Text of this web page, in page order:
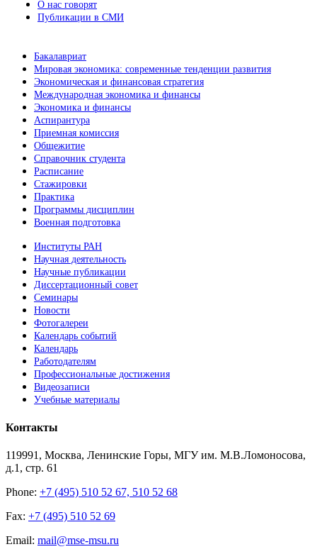
О нас говорят
Публикации в СМИ
Бакалавриат
Мировая экономика: современные тенденции развития
Экономическая и финансовая стратегия
Международная экономика и финансы
Экономика и финансы
Аспирантура
Приемная комиссия
Общежитие
Справочник студента
Расписание
Стажировки
Практика
Программы дисциплин
Военная подготовка
Институты РАН
Научная деятельность
Научные публикации
Диссертационный совет
Семинары
Новости
Фотогалереи
Календарь событий
Календарь
Работодателям
Профессиональные достижения
Видеозаписи
Учебные материалы
Контакты
119991, Москва, Ленинские Горы, МГУ им. М.В.Ломоносова,
д.1, стр. 61
Phone: +7 (495) 510 52 67, 510 52 68
Fax: +7 (495) 510 52 69
Email: mail@mse-msu.ru